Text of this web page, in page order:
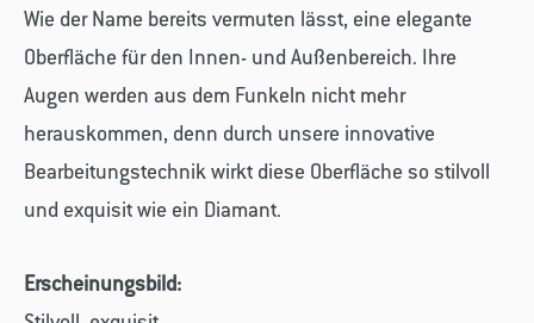
Wie der Name bereits vermuten lässt, eine elegante
Oberfläche für den Innen- und Außenbereich. Ihre
Augen werden aus dem Funkeln nicht mehr
herauskommen, denn durch unsere innovative
Bearbeitungstechnik wirkt diese Oberfläche so stilvoll
und exquisit wie ein Diamant.
Erscheinungsbild: